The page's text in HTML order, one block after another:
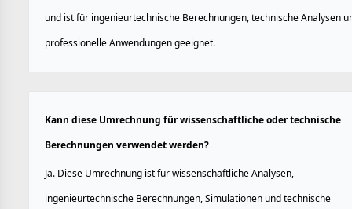
und ist für ingenieurtechnische Berechnungen, technische Analysen
professionelle Anwendungen geeignet.
Kann diese Umrechnung für wissenschaftliche oder technische
Berechnungen verwendet werden?
Ja. Diese Umrechnung ist für wissenschaftliche Analysen,
ingenieurtechnische Berechnungen, Simulationen und technische